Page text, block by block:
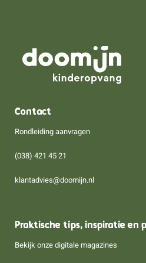
Contact
Rondleiding aanvragen
(038) 421 45 21
klantadvies@doomijn.nl
Praktische tips, inspiratie en
Bekijk onze digitale magazines